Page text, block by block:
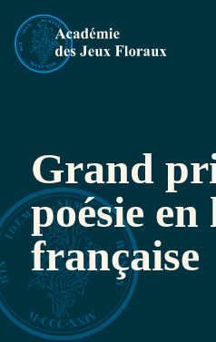
Grand
poésie en
française